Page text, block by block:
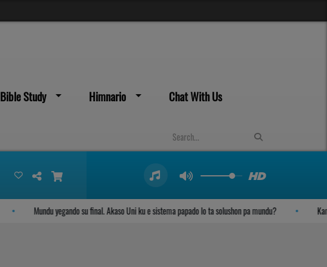
Bible Study Himnario Chat With Us
Mundu yegando su final. Akaso Uni ku e sistema papado lo ta solushon pa mundu?